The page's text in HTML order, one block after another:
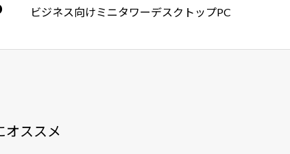
ビジネス向けミニタワーデスクトップPC
オススメ